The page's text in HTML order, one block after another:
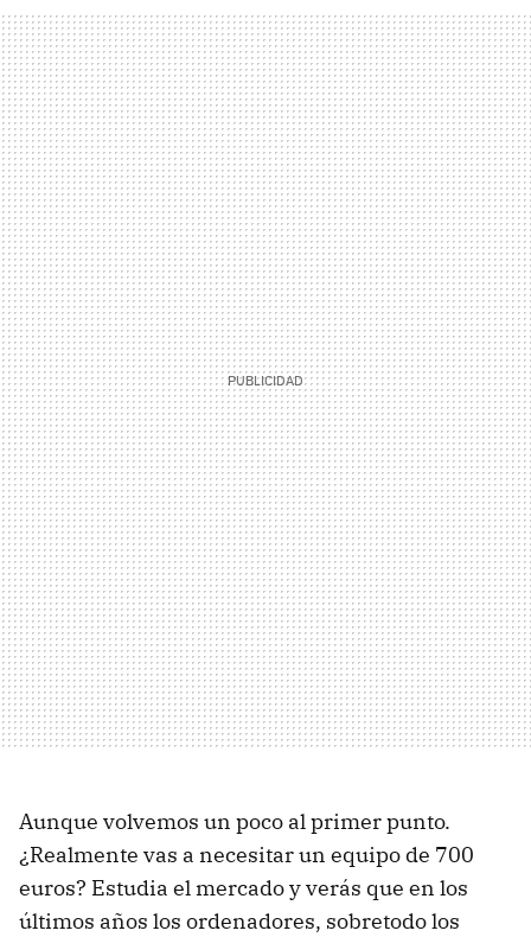
Aunque volvemos un poco al primer punto.
¿Realmente vas a necesitar un equipo de 700
euros? Estudia el mercado y verás que en los
últimos años los ordenadores, sobretodo los